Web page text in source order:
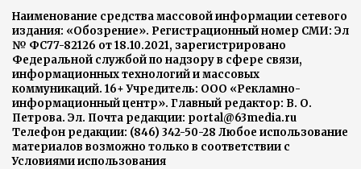
Наименование средства массовой информации сетевого
издания: «Обозрение». Регистрационный номер СМИ: Эл
№ ФС77-82126 от 18.10.2021, зарегистрировано
Федеральной службой по надзору в сфере связи,
информационных технологий и массовых
коммуникаций. 16+ Учредитель: ООО «Рекламно-
информационный центр». Главный редактор: В. О.
Петрова. Эл. Почта редакции: portal@63media.ru
Телефон редакции: (846) 342-50-28 Любое использование
материалов возможно только в соответствии с
Условиями использования